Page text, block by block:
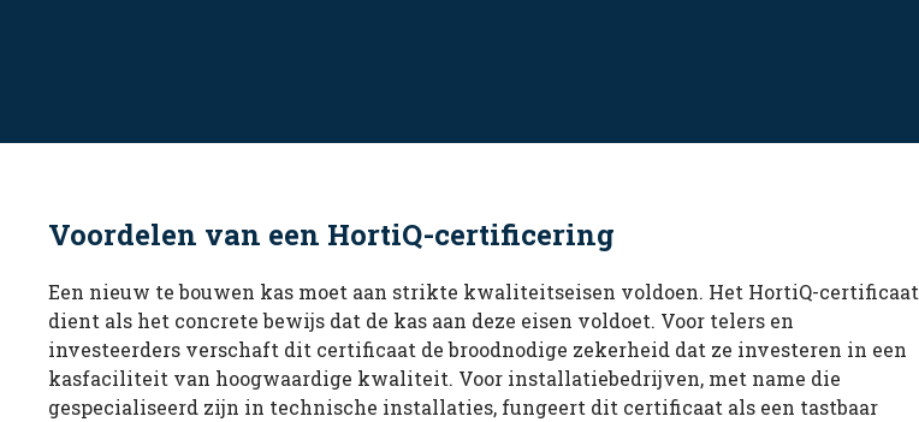
Voordelen van een HortiQ-certificering
Een nieuw te bouwen kas moet aan strikte kwaliteitseisen voldoen. Het HortiQ-certificaat
dient als het concrete bewijs dat de kas aan deze eisen voldoet. Voor telers en
investeerders verschaft dit certificaat de broodnodige zekerheid dat ze investeren in een
kasfaciliteit van hoogwaardige kwaliteit. Voor installatiebedrijven, met name die
gespecialiseerd zijn in technische installaties, fungeert dit certificaat als een tastbaar